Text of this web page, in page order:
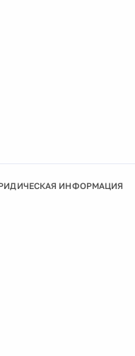
ИНФОРМАЦИЯ